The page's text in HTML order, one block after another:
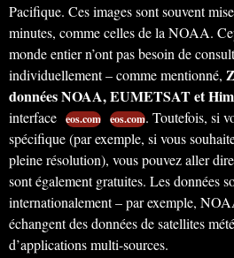
Pacifique. Ces images sont souvent
minutes, comme celles de la NOAA.
monde entier n’ont pas besoin de
individuellement – comme mentionné,
données NOAA, EUMETSAT et
interface eos.com eos.com. Toutefois, si
spécifique (par exemple, si vous
pleine résolution), vous pouvez aller
sont également gratuites. Les données
internationalement – par exemple,
échangent des données de satellites
d’applications multi-sources.